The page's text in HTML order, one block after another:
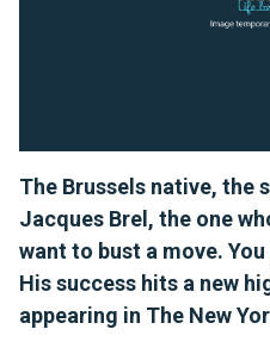
The Brussels native, the
Jacques Brel, the one
want to bust a move.
His success hits a new
appearing in The New